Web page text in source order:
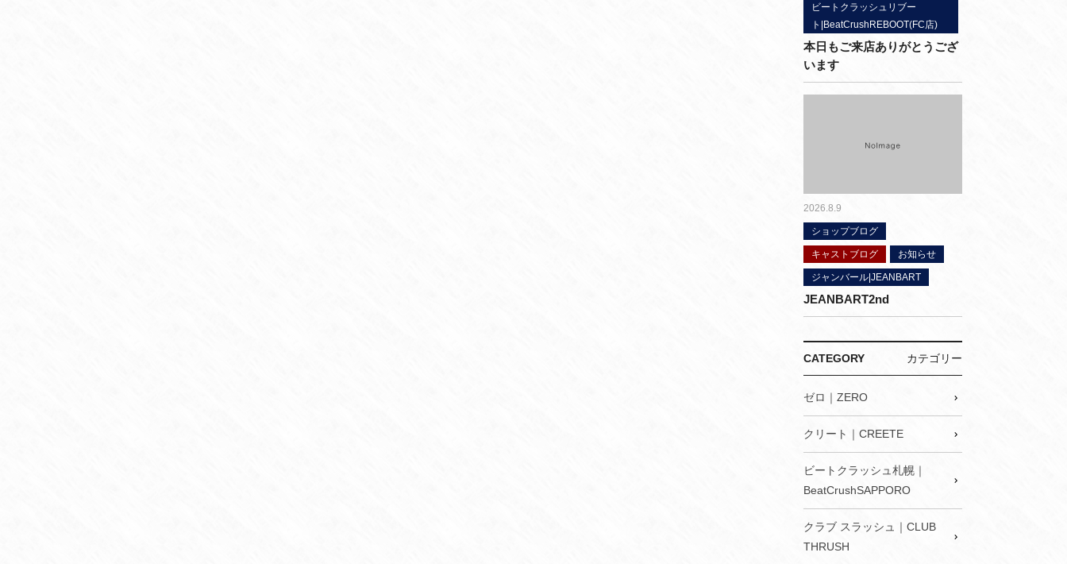
ビートクラッシュリブー
ト|BeatCrushREBOOT(FC店)
本日もご来店ありがとうござ
います
2026.8.9
ショップブログ
キャストブログ お知らせ
ジャンバール|JEANBART
JEANBART2nd
CATEGORY カテゴリー
ゼロ｜ZERO
クリート｜CREETE
ビートクラッシュ札幌｜
BeatCrushSAPPORO
クラブ スラッシュ｜CLUB
THRUSH